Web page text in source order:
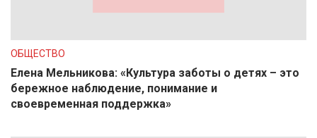
ОБЩЕСТВО
Елена Мельникова: «Культура заботы о детях – это
бережное наблюдение, понимание и
своевременная поддержка»